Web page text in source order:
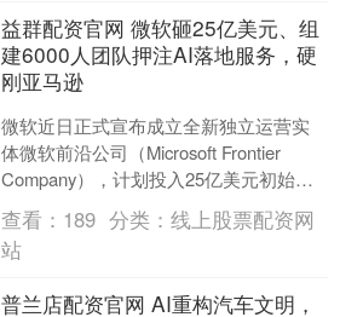
益群配资官网 微软砸25亿美元、组
建6000人团队押注AI落地服务，硬
刚亚马逊
微软近日正式宣布成立全新独立运营实
体微软前沿公司（Microsoft Frontier
Company），计划投入25亿美元初始资
金，并调配约6000名工程师、....
查看： 189 分类：线上股票配资网
站
普兰店配资官网 AI重构汽车文明，